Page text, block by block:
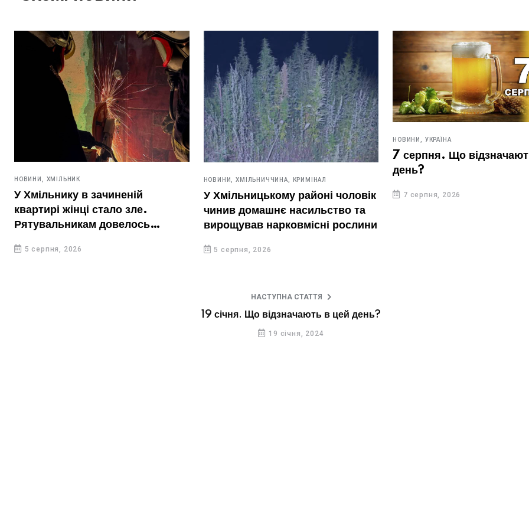
НОВИНИ, ХМІЛЬНИК
У Хмільнику в зачиненій
квартирі жінці стало зле.
Рятувальникам довелось
5 серпня, 2026
НОВИНИ, ХМІЛЬНИЧЧИНА, КРИМІНАЛ
У Хмільницькому районі чоловік
чинив домашнє насильство та
вирощував нарковмісні рослини
5 серпня, 2026
НОВИНИ, УКРАЇНА
7 серпня. Що
день?
7 серпня, 2026
НАСТУПНА СТАТТЯ
19 січня. Що відзначають в цей день?
19 січня, 2024